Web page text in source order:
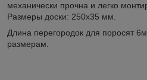
механически прочна и легко
Размеры доски: 250х35 мм.
Длина перегородок для поросят
размерам.